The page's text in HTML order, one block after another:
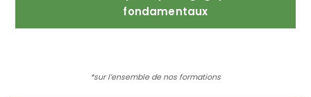
fondamentaux
*sur l’ensemble de nos formations